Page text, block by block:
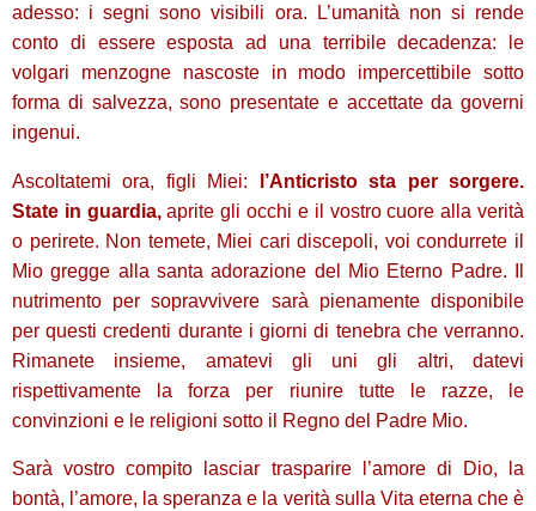
adesso: i segni sono visibili ora. L’umanità non si rende
conto di essere esposta ad una terribile decadenza: le
volgari menzogne nascoste in modo impercettibile sotto
forma di salvezza, sono presentate e accettate da governi
ingenui.
Ascoltatemi ora, figli Miei:
l’Anticristo sta per sorgere.
State in guardia,aprite gli occhi e il vostro cuore alla verità
o perirete. Non temete, Miei cari discepoli, voi condurrete il
Mio gregge alla santa adorazione del Mio Eterno Padre. Il
nutrimento per sopravvivere sarà pienamente disponibile
per questi credenti durante i giorni di tenebra che verranno.
Rimanete insieme, amatevi gli uni gli altri, datevi
rispettivamente la forza per riunire tutte le razze, le
convinzioni e le religioni sotto il Regno del Padre Mio.
Sarà vostro compito lasciar trasparire l’amore di Dio, la
bontà, l’amore, la speranza e la verità sulla Vita eterna che è